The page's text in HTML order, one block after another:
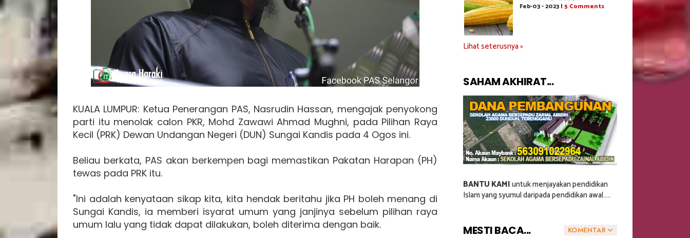
KUALA LUMPUR: Ketua Penerangan PAS, Nasrudin Hassan, mengajak penyokong
parti itu menolak calon PKR, Mohd Zawawi Ahmad Mughni, pada Pilihan Raya
Kecil (PRK) Dewan Undangan Negeri (DUN) Sungai Kandis pada 4 Ogos ini.
Beliau berkata, PAS akan berkempen bagi memastikan Pakatan Harapan (PH)
tewas pada PRK itu.
"Ini adalah kenyataan sikap kita, kita hendak beritahu jika PH boleh menang di
Sungai Kandis, ia memberi isyarat umum yang janjinya sebelum pilihan raya
umum lalu yang tidak dapat dilakukan, boleh diterima dengan baik.
Feb-03 - 2023 | 5 Comments
Lihat seterusnya »
SAHAM AKHIRAT...
BANTU KAMIuntuk menjayakan pendidikan
Islam yang syumul daripada pendidikan awal.....
KOMENTAR
MESTI BACA...